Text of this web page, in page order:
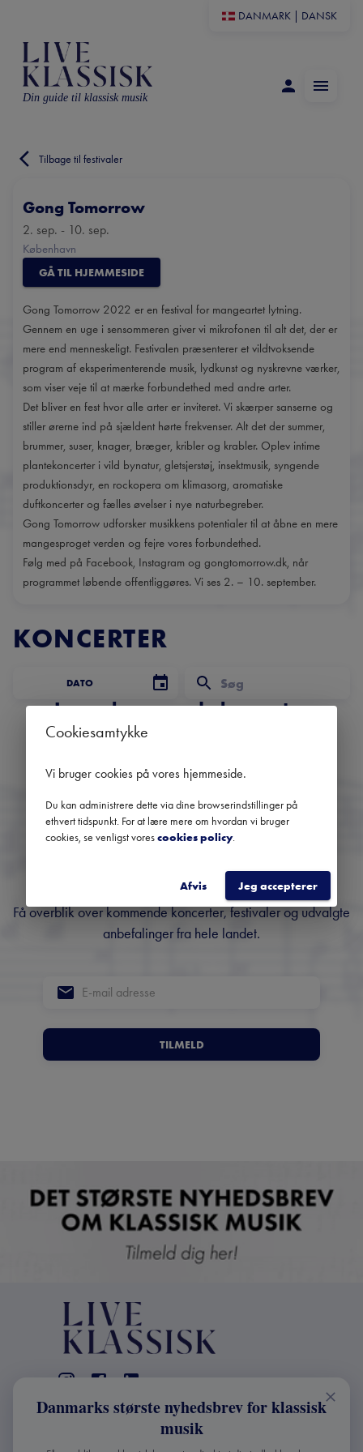
DANMARK DANSK
Din guide til klassisk musik
Tilbage til festivaler
Gong Tomorrow
2. sep. - 10. sep.
København
GÅ TIL HJEMMESIDE
Gong Tomorrow 2022 er en festival for mangeartet lytning.
Gennem en uge i sensommeren giver vi mikrofonen til alt det, der er
mere end menneskeligt. Festivalen præsenterer et vildtvoksende
program af eksperimenterende musik, lydkunst og nyskrevne værker,
som viser veje til at mærke forbundethed med andre arter.
Det bliver en fest hvor alle arter er inviteret. Vi skærper sanserne og
stiller ørerne ind på sjældent hørte frekvenser. Alt det der summer,
brummer, suser, knager, bræger, kribler og krabler. Oplev intime
plantekoncerter i vild bynatur, gletsjerstøj, insektmusik, syngende
produktionsdyr, en rockopera om klimasorg, aromatiske
duftkoncerter og fælles øvelser i nye naturbegreber.
Gong Tomorrow udforsker musikkens potentialer til at åbne en mere
mangesproget verden og fejre vores forbundethed.
Følg med på Facebook, Instagram og gongtomorrow.dk, når
programmet løbende offentliggøres. Vi ses 2. – 10. september.
KONCERTER
DATO
Ingen kommende koncerter
Brug datofilteret for at se tidligere koncerter
Danmarks største
nyhedsbrev om klassisk
musik
Få overblik over kommende koncerter, festivaler og udvalgte
anbefalinger fra hele landet.
TILMELD
KONTAKT
Danmarks største nyhedsbrev for klassisk
musik
Cookiesamtykke
Vi bruger cookies på vores hjemmeside.
Du kan administrere dette via dine browserindstillinger på
ethvert tidspunkt. For at lære mere om hvordan vi bruger
cookies, se venligst vorescookies policy.
Afvis Jeg accepterer